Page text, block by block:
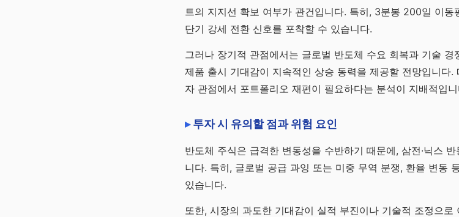
트의 지지선 확보 여부가 관건입니다. 특히, 3분봉 200일 이동
단기 강세 전환 신호를 포착할 수 있습니다.
그러나 장기적 관점에서는 글로벌 반도체 수요 회복과 기술
제품 출시 기대감이 지속적인 상승 동력을 제공할 전망입니다
자 관점에서 포트폴리오 재편이 필요하다는 분석이 지배적입
투자 시 유의할 점과 위험 요인
반도체 주식은 급격한 변동성을 수반하기 때문에, 삼전·닉스
니다. 특히, 글로벌 공급 과잉 또는 미중 무역 분쟁, 환율 변동
있습니다.
또한, 시장의 과도한 기대감이 실적 부진이나 기술적 조정으